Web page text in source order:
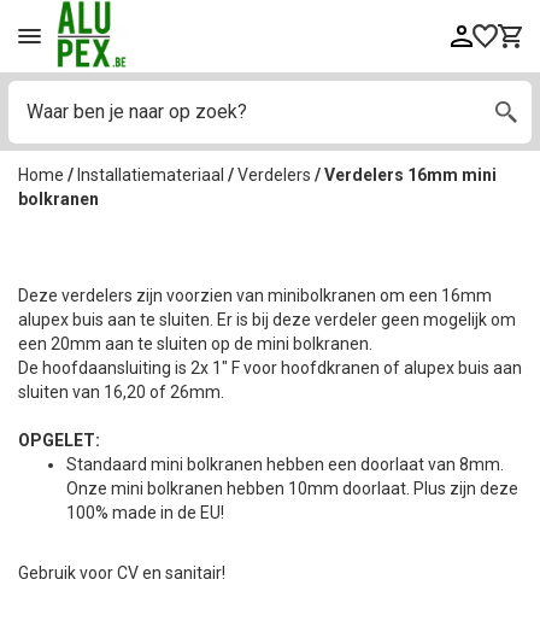
Home / Installatiemateriaal /Verdelers /Verdelers 16mm mini
bolkranen
Deze verdelers zijn voorzien van minibolkranen om een 16mm
alupex buis aan te sluiten. Er is bij deze verdeler geen mogelijk om
een 20mm aan te sluiten op de mini bolkranen.
De hoofdaansluiting is 2x 1" F voor hoofdkranen of alupex buis aan
sluiten van 16,20 of 26mm.
OPGELET:
Standaard mini bolkranen hebben een doorlaat van 8mm.
Onze mini bolkranen hebben 10mm doorlaat. Plus zijn deze
100% made in de EU!
Gebruik voor CV en sanitair!